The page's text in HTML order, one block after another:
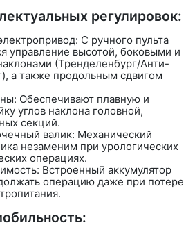
регулировок:
С ручного пульта
управление высотой, боковыми и
(Тренделенбург/Анти-
а также продольным сдвигом
Обеспечивают плавную и
углов наклона головной,
секций.
валик: Механический
незаменим при урологических
операциях.
Встроенный аккумулятор
операцию даже при потере